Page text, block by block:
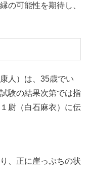
の可能性を期待し、
人）は、35歳でい
験の結果次第では指
尉（白石麻衣）に伝
、正に崖っぷちの状